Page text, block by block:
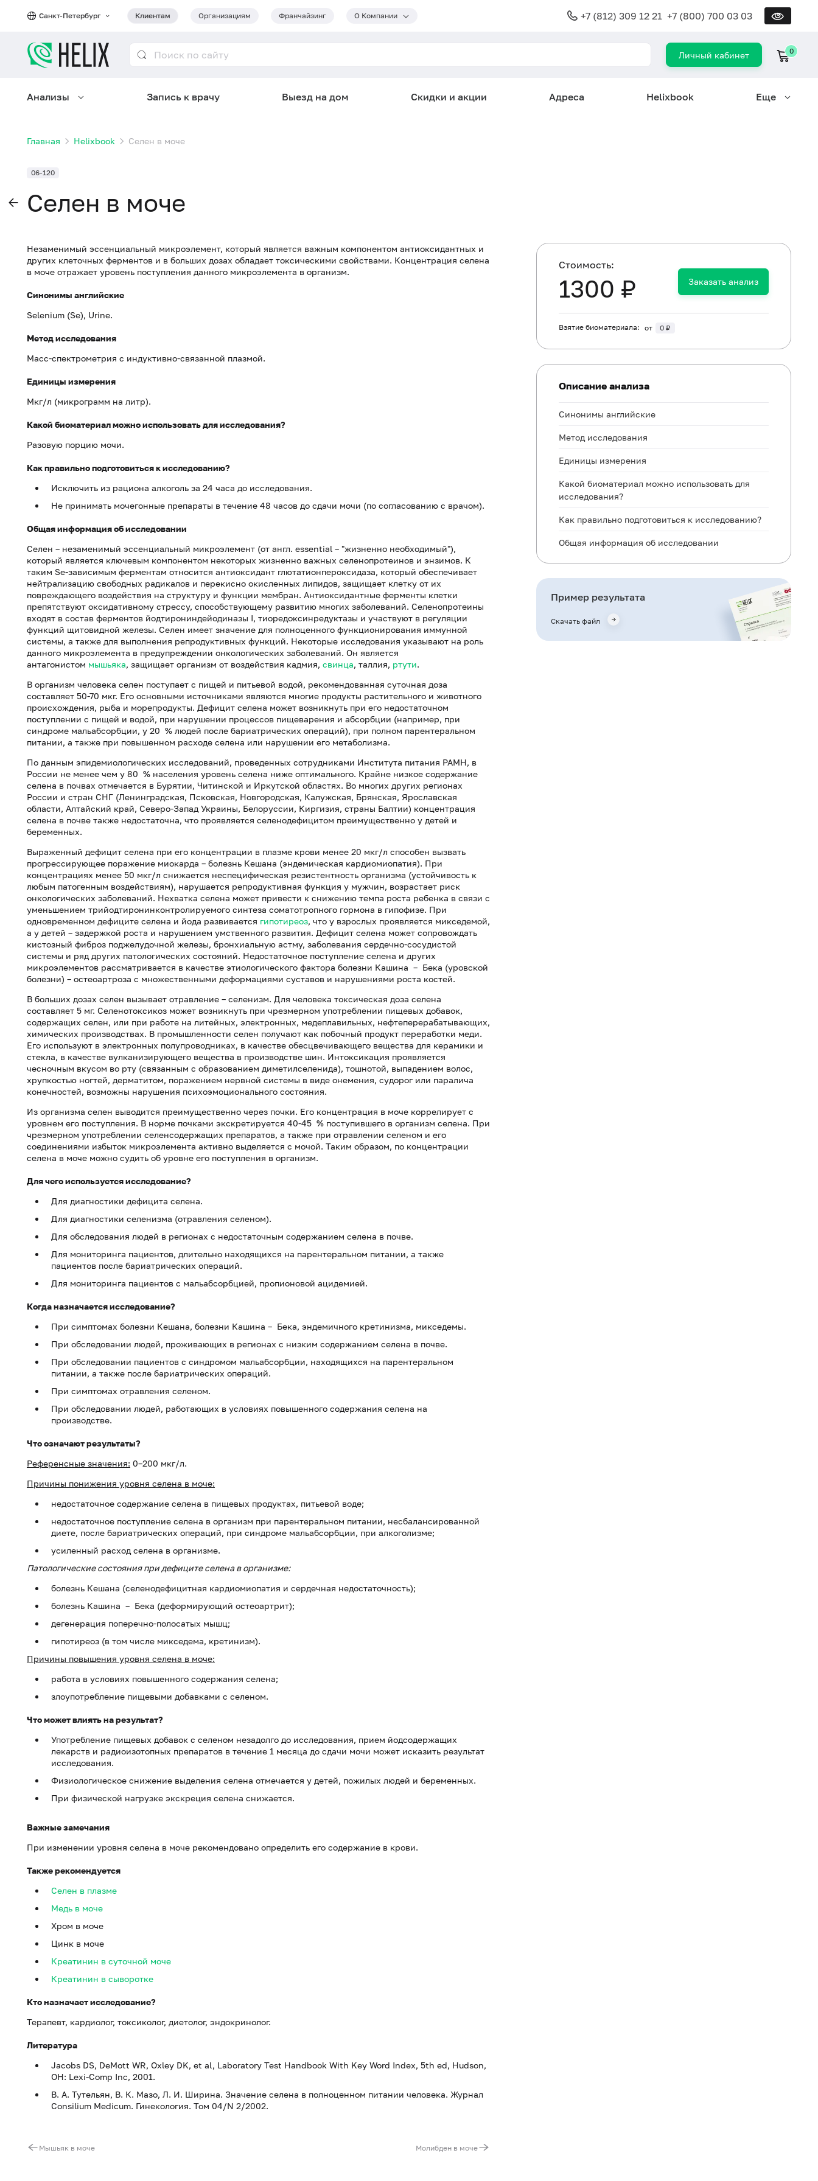
Санкт-Петербург Клиентам Организациям Франчайзинг О Компании +7 (812) 309 12 21 +7 (800) 700 03 03
Личный кабинет 0
Анализы Запись к врачу Выезд на дом Скидки и акции Адреса Helixbook Еще
Главная Helixbook Селен в моче
06-120
Селен в моче
Незаменимый эссенциальный микроэлемент, который является важным компонентом антиоксидантных и
других клеточных ферментов и в больших дозах обладает токсическими свойствами. Концентрация селена
в моче отражает уровень поступления данного микроэлемента в организм.
Синонимы английские
Selenium (Se), Urine.
Метод исследования
Масс-спектрометрия с индуктивно-связанной плазмой.
Единицы измерения
Мкг/л (микрограмм на литр).
Какой биоматериал можно использовать для исследования?
Разовую порцию мочи.
Как правильно подготовиться к исследованию?
Исключить из рациона алкоголь за 24 часа до исследования.
Не принимать мочегонные препараты в течение 48 часов до сдачи мочи (по согласованию с врачом).
Общая информация об исследовании
Селен – незаменимый эссенциальный микроэлемент (от англ. essential – "жизненно необходимый"),
который является ключевым компонентом некоторых жизненно важных селенопротеинов и энзимов. К
таким Se-зависимым ферментам относится антиоксидант глютатионпероксидаза, который обеспечивает
нейтрализацию свободных радикалов и перекисно окисленных липидов, защищает клетку от их
повреждающего воздействия на структуру и функции мембран. Антиоксидантные ферменты клетки
препятствуют оксидативному стрессу, способствующему развитию многих заболеваний. Селенопротеины
входят в состав ферментов йодтирониндейодиназы I, тиоредоксинредуктазы и участвуют в регуляции
функций щитовидной железы. Селен имеет значение для полноценного функционирования иммунной
системы, а также для выполнения репродуктивных функций. Некоторые исследования указывают на роль
данного микроэлемента в предупреждении онкологических заболеваний. Он является
антагонистом мышьяка, защищает организм от воздействия кадмия, свинца, таллия, ртути.
В организм человека селен поступает с пищей и питьевой водой, рекомендованная суточная доза
составляет 50-70 мкг. Его основными источниками являются многие продукты растительного и животного
происхождения, рыба и морепродукты. Дефицит селена может возникнуть при его недостаточном
поступлении с пищей и водой, при нарушении процессов пищеварения и абсорбции (например, при
синдроме мальабсорбции, у 20 % людей после бариатрических операций), при полном парентеральном
питании, а также при повышенном расходе селена или нарушении его метаболизма.
По данным эпидемиологических исследований, проведенных сотрудниками Института питания РАМН, в
России не менее чем у 80 % населения уровень селена ниже оптимального. Крайне низкое содержание
селена в почвах отмечается в Бурятии, Читинской и Иркутской областях. Во многих других регионах
России и стран СНГ (Ленинградская, Псковская, Новгородская, Калужская, Брянская, Ярославская
области, Алтайский край, Северо-Запад Украины, Белоруссии, Киргизия, страны Балтии) концентрация
селена в почве также недостаточна, что проявляется селенодефицитом преимущественно у детей и
беременных.
Выраженный дефицит селена при его концентрации в плазме крови менее 20 мкг/л способен вызвать
прогрессирующее поражение миокарда – болезнь Кешана (эндемическая кардиомиопатия). При
концентрациях менее 50 мкг/л снижается неспецифическая резистентность организма (устойчивость к
любым патогенным воздействиям), нарушается репродуктивная функция у мужчин, возрастает риск
онкологических заболеваний. Нехватка селена может привести к снижению темпа роста ребенка в связи с
уменьшением трийодтиронинконтролируемого синтеза соматотропного гормона в гипофизе. При
одновременном дефиците селена и йода развивается гипотиреоз, что у взрослых проявляется микседемой,
а у детей – задержкой роста и нарушением умственного развития. Дефицит селена может сопровождать
кистозный фиброз поджелудочной железы, бронхиальную астму, заболевания сердечно-сосудистой
системы и ряд других патологических состояний. Недостаточное поступление селена и других
микроэлементов рассматривается в качестве этиологического фактора болезни Кашина – Бека (уровской
болезни) – остеоартроза с множественными деформациями суставов и нарушениями роста костей.
В больших дозах селен вызывает отравление – селенизм. Для человека токсическая доза селена
составляет 5 мг. Селенотоксикоз может возникнуть при чрезмерном употреблении пищевых добавок,
содержащих селен, или при работе на литейных, электронных, медеплавильных, нефтеперерабатывающих,
химических производствах. В промышленности селен получают как побочный продукт переработки меди.
Его используют в электронных полупроводниках, в качестве обесцвечивающего вещества для керамики и
стекла, в качестве вулканизирующего вещества в производстве шин. Интоксикация проявляется
чесночным вкусом во рту (связанным с образованием диметилселенида), тошнотой, выпадением волос,
хрупкостью ногтей, дерматитом, поражением нервной системы в виде онемения, судорог или паралича
конечностей, возможны нарушения психоэмоционального состояния.
Из организма селен выводится преимущественно через почки. Его концентрация в моче коррелирует с
уровнем его поступления. В норме почками экскретируется 40-45 % поступившего в организм селена. При
чрезмерном употреблении селенсодержащих препаратов, а также при отравлении селеном и его
соединениями избыток микроэлемента активно выделяется с мочой. Таким образом, по концентрации
селена в моче можно судить об уровне его поступления в организм.
Для чего используется исследование?
Для диагностики дефицита селена.
Для диагностики селенизма (отравления селеном).
Для обследования людей в регионах с недостаточным содержанием селена в почве.
Для мониторинга пациентов, длительно находящихся на парентеральном питании, а также
пациентов после бариатрических операций.
Для мониторинга пациентов с мальабсорбцией, пропионовой ацидемией.
Когда назначается исследование?
При симптомах болезни Кешана, болезни Кашина – Бека, эндемичного кретинизма, микседемы.
При обследовании людей, проживающих в регионах с низким содержанием селена в почве.
При обследовании пациентов с синдромом мальабсорбции, находящихся на парентеральном
питании, а также после бариатрических операций.
При симптомах отравления селеном.
При обследовании людей, работающих в условиях повышенного содержания селена на
производстве.
Что означают результаты?
Референсные значения: 0–200 мкг/л.
Причины понижения уровня селена в моче:
недостаточное содержание селена в пищевых продуктах, питьевой воде;
недостаточное поступление селена в организм при парентеральном питании, несбалансированной
диете, после бариатрических операций, при синдроме мальабсорбции, при алкоголизме;
усиленный расход селена в организме.
Патологические состояния при дефиците селена в организме:
болезнь Кешана (селенодефицитная кардиомиопатия и сердечная недостаточность);
болезнь Кашина – Бека (деформирующий остеоартрит);
дегенерация поперечно-полосатых мышц;
гипотиреоз (в том числе микседема, кретинизм).
Причины повышения уровня селена в моче:
работа в условиях повышенного содержания селена;
злоупотребление пищевыми добавками с селеном.
Что может влиять на результат?
Употребление пищевых добавок с селеном незадолго до исследования, прием йодсодержащих
лекарств и радиоизотопных препаратов в течение 1 месяца до сдачи мочи может исказить результат
исследования.
Физиологическое снижение выделения селена отмечается у детей, пожилых людей и беременных.
При физической нагрузке экскреция селена снижается.
Важные замечания
При изменении уровня селена в моче рекомендовано определить его содержание в крови.
Также рекомендуется
Селен в плазме
Медь в моче
Хром в моче
Цинк в моче
Креатинин в суточной моче
Креатинин в сыворотке
Кто назначает исследование?
Терапевт, кардиолог, токсиколог, диетолог, эндокринолог.
Литература
Jacobs DS, DeMott WR, Oxley DK, et al, Laboratory Test Handbook With Key Word Index, 5th ed, Hudson,
OH: Lexi-Comp Inc, 2001.
В. А. Тутельян, В. К. Мазо, Л. И. Ширина. Значение селена в полноценном питании человека. Журнал
Consilium Medicum. Гинекология. Том 04/N 2/2002.
Мышьяк в моче Молибден в моче
Cтоимость:
1300 ₽ Заказать анализ
Взятие биоматериала: от 0 ₽
Описание анализа
Синонимы английские
Метод исследования
Единицы измерения
Какой биоматериал можно использовать для
исследования?
Как правильно подготовиться к исследованию?
Общая информация об исследовании
Для чего используется исследование?
Пример результата
Скачать файл